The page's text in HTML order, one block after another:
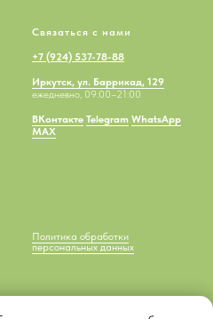
Связаться с нами
+7 (924) 537-78-88
Иркутск, ул. Баррикад, 129
ежедневно, 09:00–21:00
ВКонтакте Telegram WhatsApp
MAX
Политика обработки
персональных данных